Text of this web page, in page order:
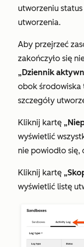
utworzeniu
utworzenia.
Aby przejrzeć
zakończyło się
„Dziennik
obok środowiska
szczegóły
Kliknij kartę
wyświetlić
nie powiodło się,
Kliknij kartę
wyświetlić listę